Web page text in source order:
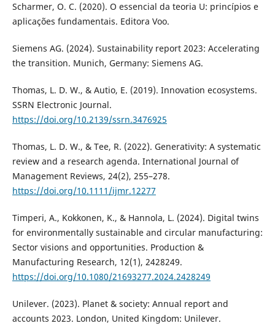
Scharmer, O. C. (2020). O essencial da teoria U: princípios e
aplicações fundamentais. Editora Voo.
Siemens AG. (2024). Sustainability report 2023: Accelerating
the transition. Munich, Germany: Siemens AG.
Thomas, L. D. W., & Autio, E. (2019). Innovation ecosystems.
SSRN Electronic Journal.
https://doi.org/10.2139/ssrn.3476925
Thomas, L. D. W., & Tee, R. (2022). Generativity: A systematic
review and a research agenda. International Journal of
Management Reviews, 24(2), 255–278.
https://doi.org/10.1111/ijmr.12277
Timperi, A., Kokkonen, K., & Hannola, L. (2024). Digital twins
for environmentally sustainable and circular manufacturing:
Sector visions and opportunities. Production &
Manufacturing Research, 12(1), 2428249.
https://doi.org/10.1080/21693277.2024.2428249
Unilever. (2023). Planet & society: Annual report and
accounts 2023. London, United Kingdom: Unilever.